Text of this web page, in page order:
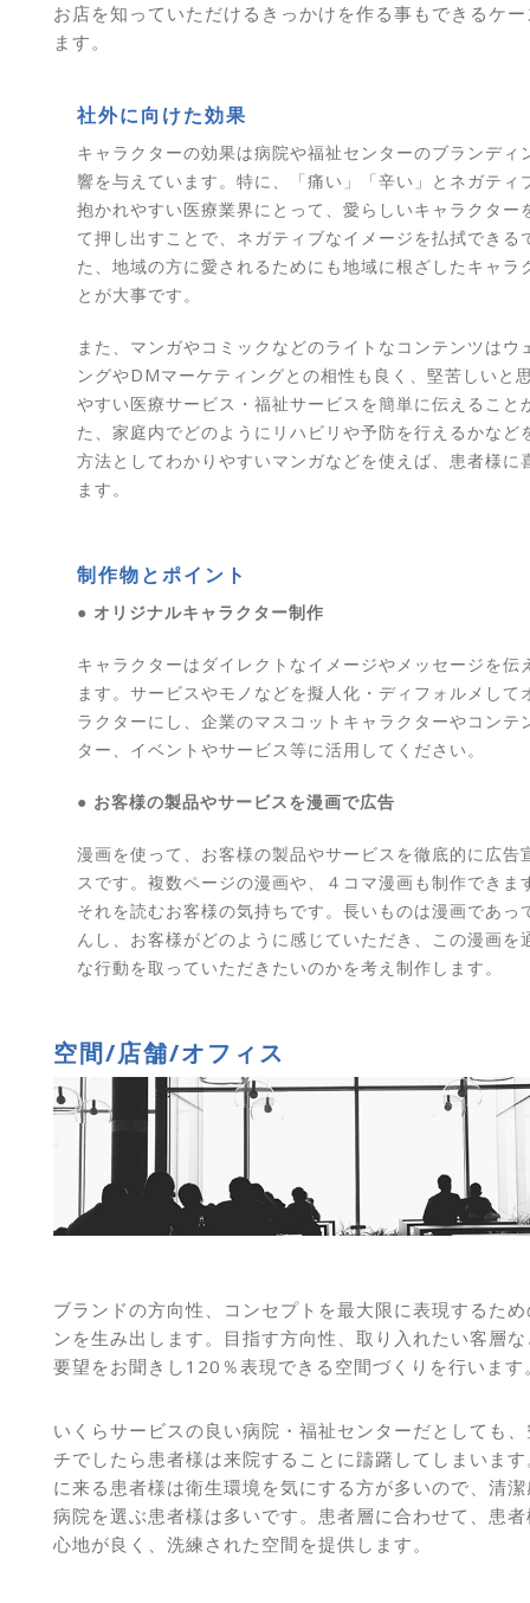
お店を知っていただけるきっかけを作る事もできるケ
ます。
社外に向けた効果
キャラクターの効果は病院や福祉センターのブランディ
響を与えています。特に、「痛い」「辛い」とネガティ
抱かれやすい医療業界にとって、愛らしいキャラクター
て押し出すことで、ネガティブなイメージを払拭できる
た、地域の方に愛されるためにも地域に根ざしたキャラ
とが大事です。
また、マンガやコミックなどのライトなコンテンツはウ
ングやDMマーケティングとの相性も良く、堅苦しいと
やすい医療サービス・福祉サービスを簡単に伝えること
た、家庭内でどのようにリハビリや予防を行えるかなど
方法としてわかりやすいマンガなどを使えば、患者様に
ます。
制作物とポイント
● オリジナルキャラクター制作
キャラクターはダイレクトなイメージやメッセージを伝
ます。サービスやモノなどを擬人化・ディフォルメして
ラクターにし、企業のマスコットキャラクターやコンテ
ター、イベントやサービス等に活用してください。
● お客様の製品やサービスを漫画で広告
漫画を使って、お客様の製品やサービスを徹底的に広告
スです。複数ページの漫画や、４コマ漫画も制作できま
それを読むお客様の気持ちです。長いものは漫画であっ
んし、お客様がどのように感じていただき、この漫画を
な行動を取っていただきたいのかを考え制作します。
空間/店舗/オフィス
ブランドの方向性、コンセプトを最大限に表現するた
ンを生み出します。目指す方向性、取り入れたい客層
要望をお聞きし120％表現できる空間づくりを行います
いくらサービスの良い病院・福祉センターだとしても
チでしたら患者様は来院することに躊躇してしまいま
に来る患者様は衛生環境を気にする方が多いので、清
病院を選ぶ患者様は多いです。患者層に合わせて、患
心地が良く、洗練された空間を提供します。